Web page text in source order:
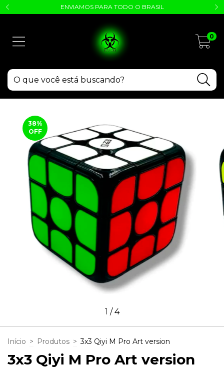
ENVIAMOS PARA TODO O BRASIL
0
38%
OFF
1 /4
Início > Produtos > 3x3 Qiyi M Pro Art version
3x3 Qiyi M Pro Art version